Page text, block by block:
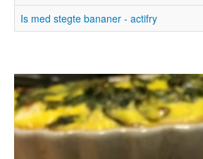
Is med stegte bananer - actifry